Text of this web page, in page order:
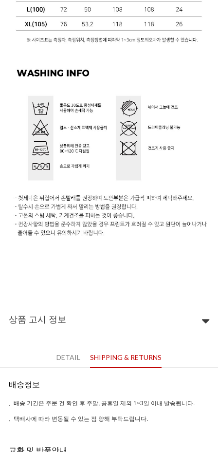
상품 고시 정보
DETAIL SHIPPING & RETURNS
배송정보
배송 기간은 주문 건 확인 후 주말, 공휴일 제외 1~3일 이내 발송됩니다.
택배사에 따라 변동될 수 있는 점 양해 부탁드립니다.